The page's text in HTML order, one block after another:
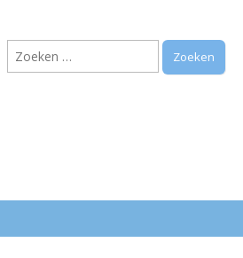
Zoeken
naar: